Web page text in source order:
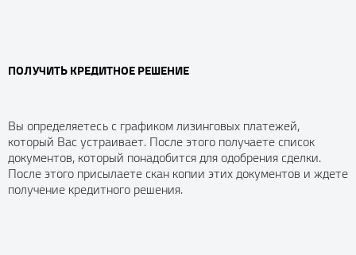
ПОЛУЧИТЬ КРЕДИТНОЕ РЕШЕНИЕ
Вы определяетесь с графиком лизинговых платежей,
который Вас устраивает. После этого получаете список
документов, который понадобится для одобрения сделки.
После этого присылаете скан копии этих документов и ждете
получение кредитного решения.